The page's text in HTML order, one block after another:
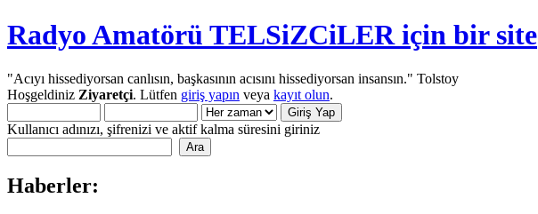
Radyo Amatörü TELSiZCiLER için bir site
"Acıyı hissediyorsan canlısın, başkasının acısını hissediyorsan insansın." Tolstoy
Hoşgeldiniz Ziyaretçi. Lütfen giriş yapın veya kayıt olun.
Kullanıcı adınızı, şifrenizi ve aktif kalma süresini giriniz
Haberler: